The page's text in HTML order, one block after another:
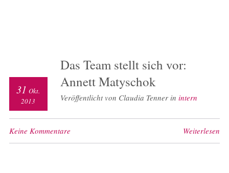
Das Team stellt sich vor:
Annett Matyschok
31 Okt.
2013
Veröffentlicht von Claudia Tenner in intern
Keine Kommentare Weiterlesen